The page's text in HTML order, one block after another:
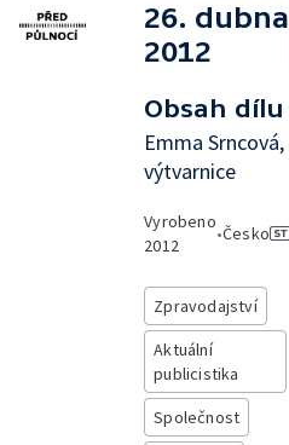
26. dubna
2012
Obsah dílu
Emma Srncová,
výtvarnice
Vyrobeno
2012
•Česko
Zpravodajství
Aktuální
publicistika
Společnost